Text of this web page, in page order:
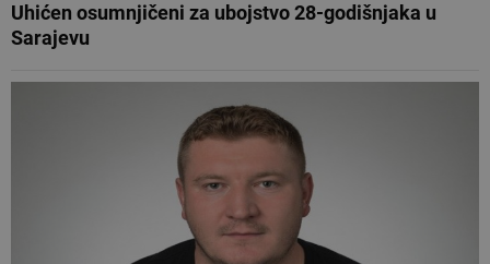
Uhićen osumnjičeni za ubojstvo 28-godišnjaka u
Sarajevu